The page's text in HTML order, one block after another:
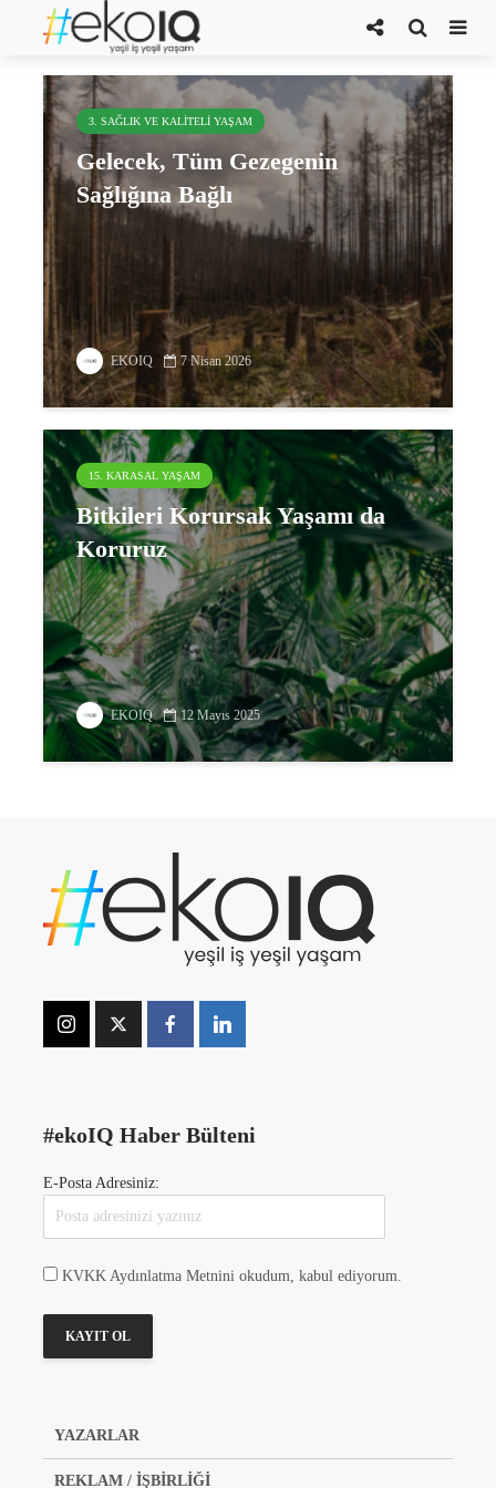
tek sağlık yaklaşımı
3. SAĞLIK VE KALITELI YAŞAM
Gelecek, Tüm Gezegenin
Sağlığına Bağlı
EKOIQ 7 Nisan 2026
15. KARASAL YAŞAM
Bitkileri Korursak Yaşamı da
Koruruz
EKOIQ 12 Mayıs 2025
#ekoIQ Haber Bülteni
E-Posta Adresiniz:
KVKK Aydınlatma Metnini okudum, kabul ediyorum.
YAZARLAR
REKLAM / İŞBİRLİĞİ